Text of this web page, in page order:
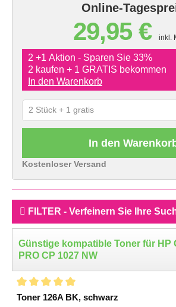
Online-
29,95 € inkl.
2 +1 Aktion - Sparen Sie 33%
2 kaufen + 1 GRATIS bekommen
In den Warenkorb
In den
Kostenloser Versand
FILTER - Verfeinern Sie Ihre
Günstige kompatible Toner für HP
PRO CP 1027 NW
Toner 126A BK, schwarz